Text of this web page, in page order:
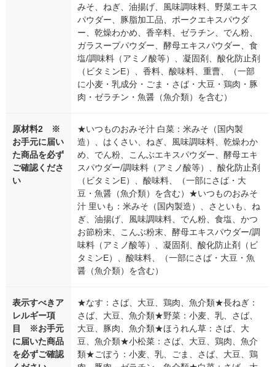
みそ、ねぎ、油揚げ、風味調味料、野菜エキス
パウダー、豚脂加工品、ポークエキスパウダ
ー、乾燥わかめ、香辛料、ゼラチン、でん粉、
ガラスープパウダー、酵母エキスパウダー、食
塩/調味料（アミノ酸等）、凝固剤、酸化防止剤
（ビタミンE）、香料、酸味料、重曹、（一部
に小麦・乳成分・ごま・さば・大豆・鶏肉・豚
肉・ゼラチン・魚醤（魚介類）を含む）
原材料2 ※
お手元に届い
た商品を必ず
ご確認くださ
い
★いつものおみそ汁 白菜：米みそ（国内製
造）、はくさい、ねぎ、風味調味料、乾燥わか
め、でん粉、こんぶエキスパウダー、酵母エキ
スパウダー/調味料（アミノ酸等）、酸化防止剤
（ビタミンE）、酸味料、（一部にさば・大
豆・魚醤（魚介類）を含む）★いつものおみそ
汁 里いも：米みそ（国内製造）、さといも、ね
ぎ、油揚げ、風味調味料、でん粉、食塩、かつ
お節粉末、こんぶ粉末、酵母エキスパウダー/調
味料（アミノ酸等）、凝固剤、酸化防止剤（ビ
タミンE）、酸味料、（一部にさば・大豆・魚
醤（魚介類）を含む）
表示すべきア
レルギー項
目 ※お手元
に届いた商品
を必ずご確認
★なす：さば、大豆、鶏肉、魚介類★長ねぎ：
さば、大豆、魚介類★野菜：小麦、乳、さば、
大豆、豚肉、魚介類★ほうれん草：さば、大
豆、魚介類★小松菜：さば、大豆、鶏肉、魚介
類★ごぼう：小麦、乳、ごま、さば、大豆、鶏